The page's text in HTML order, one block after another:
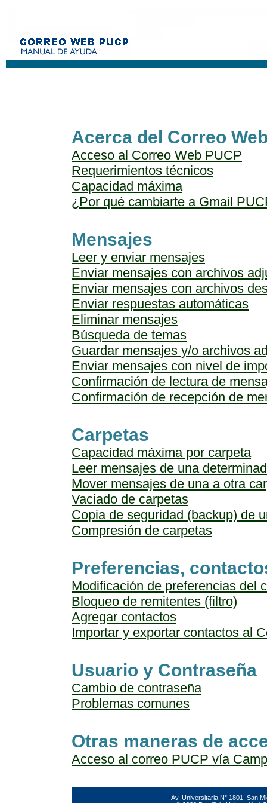
Acerca del Correo
Acceso al Correo Web PUCP
Requerimientos técnicos
Capacidad máxima
¿Por qué cambiarte a Gmail
Mensajes
Leer y enviar mensajes
Enviar mensajes con archivos
Enviar mensajes con archivos
Enviar respuestas automáticas
Eliminar mensajes
Búsqueda de temas
Guardar mensajes y/o archivos
Enviar mensajes con nivel de
Confirmación de lectura de
Confirmación de recepción de
Carpetas
Capacidad máxima por carpeta
Leer mensajes de una
Mover mensajes de una a otra
Vaciado de carpetas
Copia de seguridad (backup) de
Compresión de carpetas
Preferencias,
Modificación de preferencias del
Bloqueo de remitentes (filtro)
Agregar contactos
Importar y exportar contactos al
Usuario y Contraseña
Cambio de contraseña
Problemas comunes
Otras maneras de
Acceso al correo PUCP vía
Av. Universitaria N° 1801, San